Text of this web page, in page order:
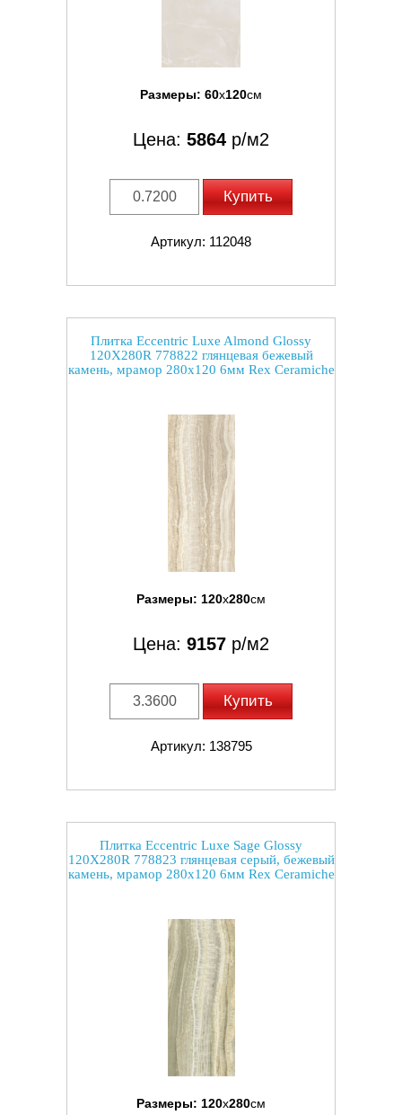
Размеры: 60x120см
Цена: 5864 р/м2
Купить
Артикул: 112048
Плитка Eccentric Luxe Almond Glossy
120X280R 778822 глянцевая бежевый
камень, мрамор 280x120 6мм Rex Ceramiche
Размеры: 120x280см
Цена: 9157 р/м2
Купить
Артикул: 138795
Плитка Eccentric Luxe Sage Glossy
120X280R 778823 глянцевая серый, бежевый
камень, мрамор 280x120 6мм Rex Ceramiche
Размеры: 120x280см